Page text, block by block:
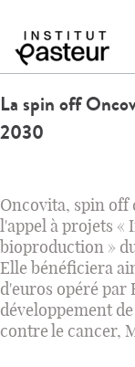
La spin off
2030
Oncovita, spin off
l'appel à projets «
bioproduction »
Elle bénéficiera
d'euros opéré
développement
contre le cancer,